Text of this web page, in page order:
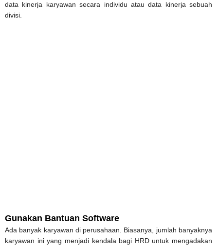
data kinerja karyawan secara individu atau data kinerja sebuah
divisi.
Gunakan Bantuan Software
Ada banyak karyawan di perusahaan. Biasanya, jumlah banyaknya
karyawan ini yang menjadi kendala bagi HRD untuk mengadakan